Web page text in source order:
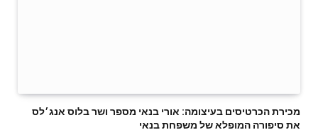
‬את‭ ‬סיפורה‭ ‬המופלא‭ ‬של‭ ‬משפחת‭ ‬בנאי